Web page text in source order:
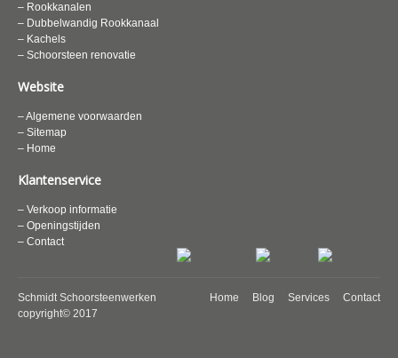
– Rookkanalen
– Dubbelwandig Rookkanaal
– Kachels
– Schoorsteen renovatie
Website
– Algemene voorwaarden
– Sitemap
– Home
Klantenservice
– Verkoop informatie
– Openingstijden
– Contact
Home Blog Services Contact
Schmidt Schoorsteenwerken
copyright© 2017